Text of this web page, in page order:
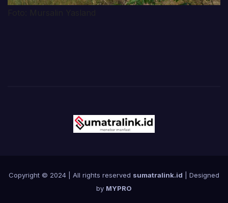
Copyright © 2024 | All rights reserved sumatralink.id | Designed
by MYPRO